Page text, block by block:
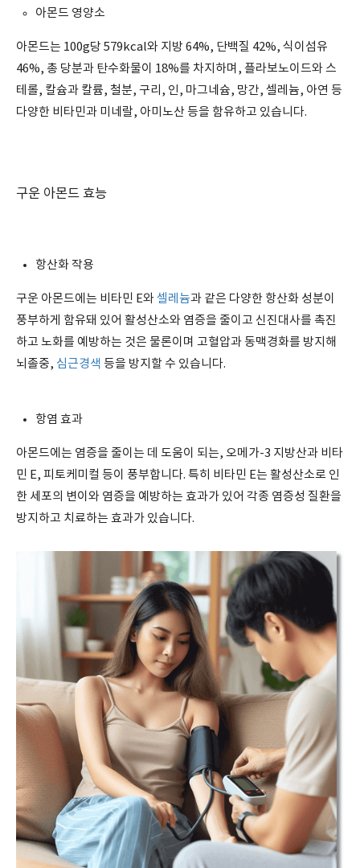
아몬드 영양소
아몬드는 100g당 579kcal와 지방 64%, 단백질 42%, 식이섬유
46%, 총 당분과 탄수화물이 18%를 차지하며, 플라보노이드와 스
테롤, 칼슘과 칼륨, 철분, 구리, 인, 마그네슘, 망간, 셀레늄, 아연 등
다양한 비타민과 미네랄, 아미노산 등을 함유하고 있습니다.
구운 아몬드 효능
항산화 작용
구운 아몬드에는 비타민 E와셀레늄과 같은 다양한 항산화 성분이
풍부하게 함유돼 있어 활성산소와 염증을 줄이고 신진대사를 촉진
하고 노화를 예방하는 것은 물론이며 고혈압과 동맥경화를 방지해
뇌졸중, 심근경색 등을 방지할 수 있습니다.
항염 효과
아몬드에는 염증을 줄이는 데 도움이 되는, 오메가-3 지방산과 비타
민 E, 피토케미컬 등이 풍부합니다. 특히 비타민 E는 활성산소로 인
한 세포의 변이와 염증을 예방하는 효과가 있어 각종 염증성 질환을
방지하고 치료하는 효과가 있습니다.